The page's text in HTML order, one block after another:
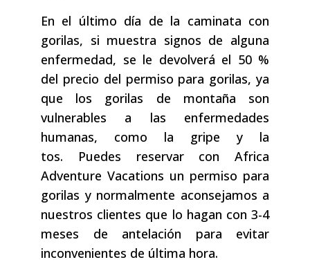
En el último día de la caminata con
gorilas, si muestra signos de alguna
enfermedad, se le devolverá el 50 %
del precio del permiso para gorilas, ya
que los gorilas de montaña son
vulnerables a las enfermedades
humanas, como la gripe y la
tos. Puedes reservar con Africa
Adventure Vacations un permiso para
gorilas y normalmente aconsejamos a
nuestros clientes que lo hagan con 3-4
meses de antelación para evitar
inconvenientes de última hora.